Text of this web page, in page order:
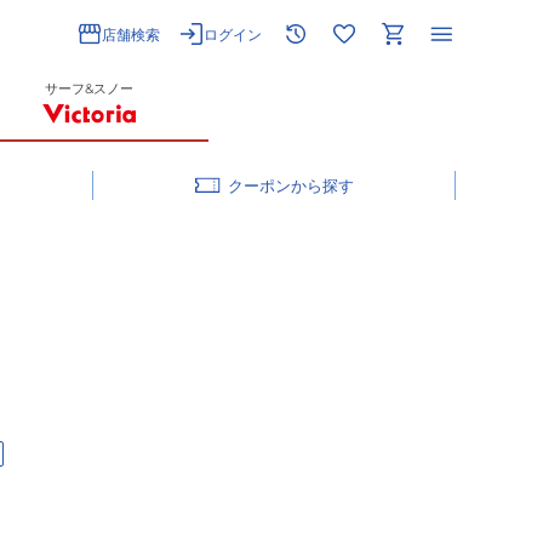
店舗検索 ログイン
サーフ&スノー
クーポン